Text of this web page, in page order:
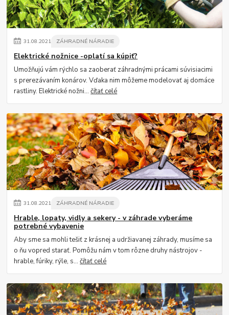
31.08.2021 ZÁHRADNÉ NÁRADIE
Elektrické nožnice -oplatí sa kúpiť?
Umožňujú vám rýchlo sa zaoberať záhradnými prácami súvisiacimi
s prerezávaním konárov. Vďaka nim môžeme modelovať aj domáce
rastliny. Elektrické nožni...čítať celé
31.08.2021 ZÁHRADNÉ NÁRADIE
Hrable, lopaty, vidly a sekery - v záhrade vyberáme
potrebné vybavenie
Aby sme sa mohli tešiť z krásnej a udržiavanej záhrady, musíme sa
o ňu vopred starať. Pomôžu nám v tom rôzne druhy nástrojov -
hrable, fúriky, rýle, s...čítať celé